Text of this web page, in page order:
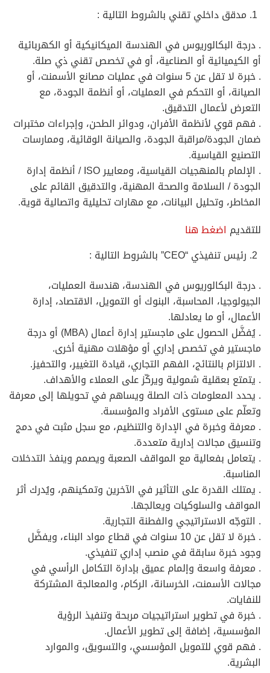
مدقق داخلي تقني بالشروط التالية :
. درجة البكالوريوس في الهندسة الميكانيكية أو الكهربائية
أو الكيميائية أو الصناعية، أو في تخصص تقني ذي صلة.
. خبرة لا تقل عن 5 سنوات في عمليات مصانع الأسمنت، أو
الصيانة، أو التحكم في العمليات، أو أنظمة الجودة، مع
التعرض لأعمال التدقيق.
. فهم قوي لأنظمة الأفران، ودوائر الطحن، وإجراءات مختبرات
ضمان الجودة/مراقبة الجودة، والصيانة الوقائية، وممارسات
التصنيع القياسية.
. الإلمام بالمنهجيات القياسية، ومعايير ISO / أنظمة إدارة
الجودة / السلامة والصحة المهنية، والتدقيق القائم على
المخاطر، وتحليل البيانات، مع مهارات تحليلية واتصالية قوية.
للتقديم اضغط هنا
رئيس تنفيذي “CEO” بالشروط التالية :
. درجة البكالوريوس في الهندسة، هندسة العمليات،
الجيولوجيا، المحاسبة، البنوك أو التمويل، الاقتصاد، إدارة
الأعمال، أو ما يعادلها.
. يُفضَّل الحصول على ماجستير إدارة أعمال (MBA) أو درجة
ماجستير في تخصص إداري أو مؤهلات مهنية أخرى.
. الالتزام بالنتائج، الفهم التجاري، قيادة التغيير، والتحفيز.
. يتمتع بعقلية شمولية ويركّز على العملاء والأهداف.
. يحدد المعلومات ذات الصلة ويساهم في تحويلها إلى معرفة
وتعلّم على مستوى الأفراد والمؤسسة.
. معرفة وخبرة في الإدارة والتنظيم، مع سجل مثبت في دمج
وتنسيق مجالات إدارية متعددة.
. يتعامل بفعالية مع المواقف الصعبة ويصمم وينفذ التدخلات
المناسبة.
. يمتلك القدرة على التأثير في الآخرين وتمكينهم، ويُدرك أثر
المواقف والسلوكيات ويعالجها.
. التوجّه الاستراتيجي والفطنة التجارية.
. خبرة لا تقل عن 10 سنوات في قطاع مواد البناء، ويفضَّل
وجود خبرة سابقة في منصب إداري تنفيذي.
. معرفة واسعة وإلمام عميق بإدارة التكامل الرأسي في
مجالات الأسمنت، الخرسانة، الركام، والمعالجة المشتركة
للنفايات.
. خبرة في تطوير استراتيجيات مربحة وتنفيذ الرؤية
المؤسسية، إضافة إلى تطوير الأعمال.
. فهم قوي للتمويل المؤسسي، والتسويق، والموارد
البشرية.